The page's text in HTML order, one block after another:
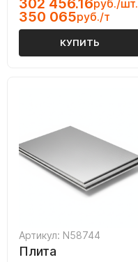
302 456.16руб./шт.
350 065руб./т
КУПИТЬ
Артикул: N58744
Плита